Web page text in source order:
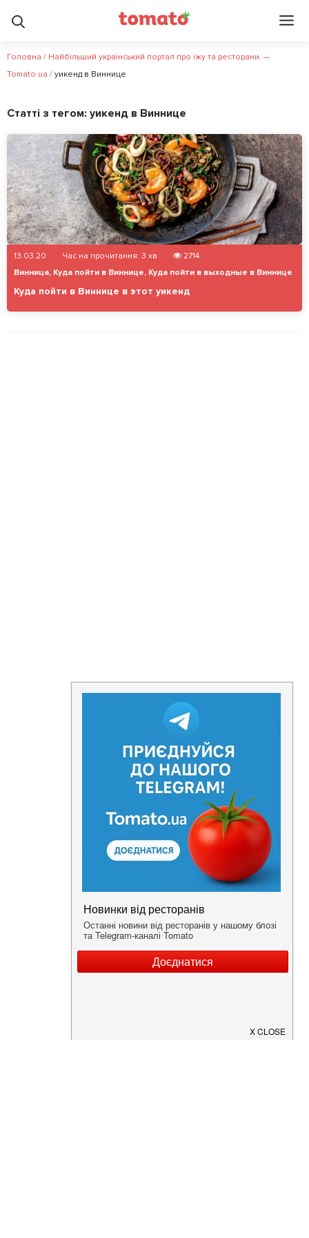
Головна / Найбільший український портал про їжу та ресторани. —
Tomato.ua / уикенд в Виннице
Статті з тегом: уикенд в Виннице
13.03.20 Час на прочитання: 3 хв
2714
Винница, Куда пойти в Виннице, Куда пойти в выходные в Виннице
Куда пойти в Виннице в этот уикенд